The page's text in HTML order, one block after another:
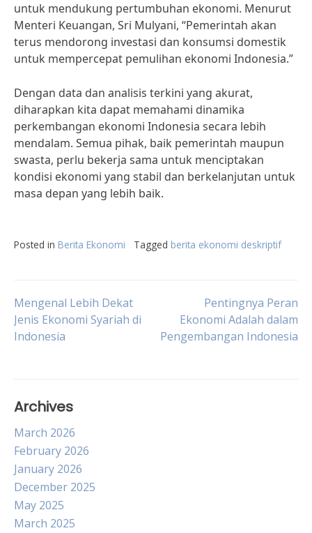
untuk mendukung pertumbuhan ekonomi. Menurut
Menteri Keuangan, Sri Mulyani, “Pemerintah akan
terus mendorong investasi dan konsumsi domestik
untuk mempercepat pemulihan ekonomi Indonesia.”
Dengan data dan analisis terkini yang akurat,
diharapkan kita dapat memahami dinamika
perkembangan ekonomi Indonesia secara lebih
mendalam. Semua pihak, baik pemerintah maupun
swasta, perlu bekerja sama untuk menciptakan
kondisi ekonomi yang stabil dan berkelanjutan untuk
masa depan yang lebih baik.
Posted in Berita Ekonomi Tagged berita ekonomi deskriptif
Post
navigation
Mengenal Lebih Dekat
Jenis Ekonomi Syariah di
Indonesia
Pentingnya Peran
Ekonomi Adalah dalam
Pengembangan Indonesia
Archives
March 2026
February 2026
January 2026
December 2025
May 2025
March 2025